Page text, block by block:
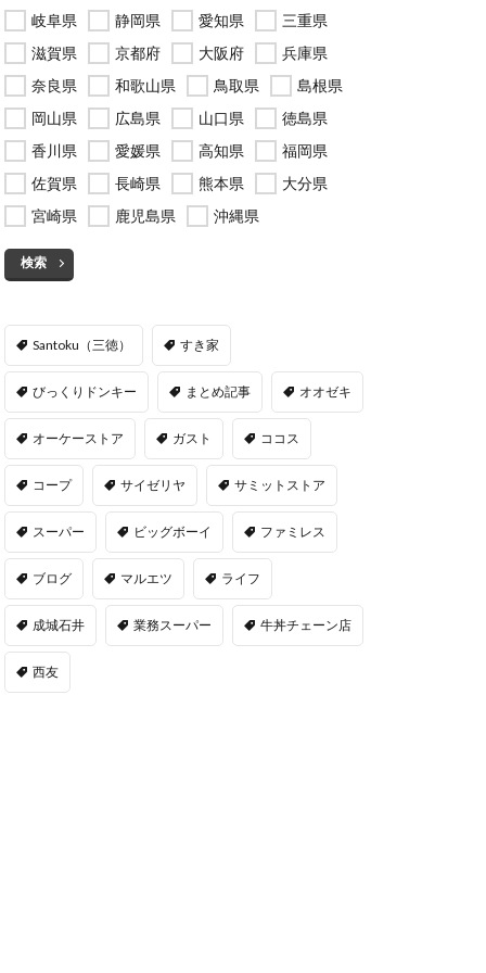
岐阜県
静岡県 愛知県
三重県
滋賀県
京都府 大阪府
兵庫県
奈良県
和歌山県 鳥取県
島根県
岡山県
広島県 山口県
徳島県
香川県
愛媛県 高知県
福岡県
佐賀県
長崎県 熊本県
大分県
宮崎県
鹿児島県 沖縄県
検索
Santoku（三徳） すき家
びっくりドンキー まとめ記事 オオゼキ
オーケーストア ガスト ココス
コープ サイゼリヤ サミットストア
スーパー ビッグボーイ ファミレス
ブログ マルエツ ライフ
成城石井 業務スーパー 牛丼チェーン店
西友